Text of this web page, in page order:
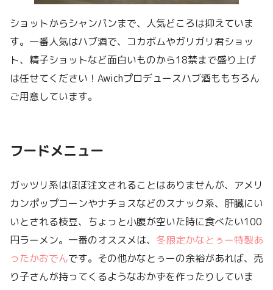
ショットからシャンパンまで、人気どころは抑えていま
す。一番人気はハブ酒で、コカボムやガリガリ君ショッ
ト、精子ショットなど面白いものから18禁まで盛り上げ
は任せてください！Awichプロデュースハブ酒ももちろん
ご用意しています。
フードメニュー
ガッツリ系はほぼ注文されることはありませんが、アメリ
カンポップコーンやナチョスなどのスナック系、肝臓にい
いとされる枝豆、ちょっと小腹が空いた時に食べたい100
円ラーメン。一番のオススメは、 冬限定かなとぅー特製あ
ったかおでんです。その他かなとぅーの余裕があれば、売
り子さんが持ってくるようなおかずを作ったりしていま